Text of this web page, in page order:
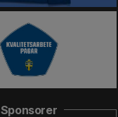
Sponsorer